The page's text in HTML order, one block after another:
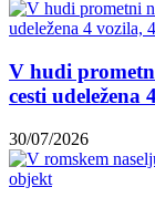
V hudi
cesti udeležena
30/07/2026